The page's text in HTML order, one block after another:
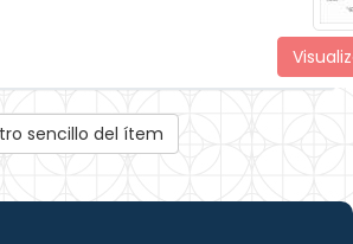
sencillo del ítem